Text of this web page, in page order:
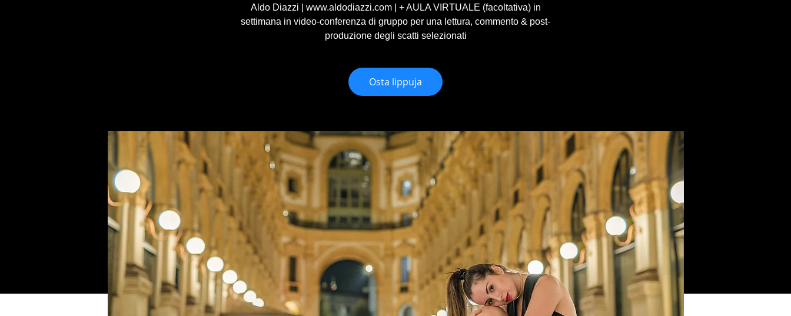
Aldo Diazzi | www.aldodiazzi.com | + AULA VIRTUALE (facoltativa) in
settimana in video-conferenza di gruppo per una lettura, commento & post-
produzione degli scatti selezionati
Osta lippuja